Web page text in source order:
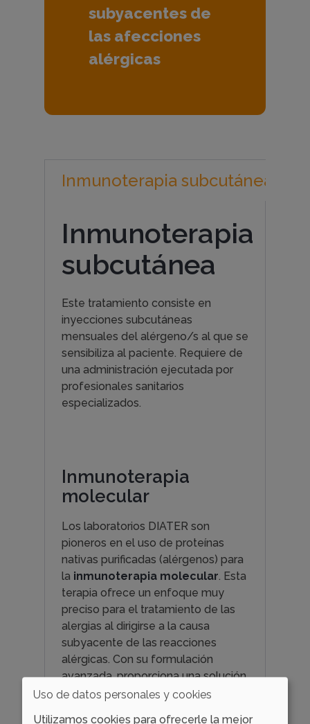
subyacentes de
las afecciones
alérgicas
Inmunoterapia subcutánea
Inmunoterapia
subcutánea
Este tratamiento consiste en
inyecciones subcutáneas
mensuales del alérgeno/s al que se
sensibiliza al paciente. Requiere de
una administración ejecutada por
profesionales sanitarios
especializados.
Inmunoterapia
molecular
Los laboratorios DIATER son
pioneros en el uso de proteínas
nativas purificadas (alérgenos) para
la inmunoterapia molecular. Esta
terapia ofrece un enfoque muy
preciso para el tratamiento de las
alergias al dirigirse a la causa
subyacente de las reacciones
alérgicas. Con su formulación
avanzada, proporciona una solución
más personalizada y eficaz para el
Uso de datos personales y cookies
Utilizamos cookies para ofrecerle la mejor